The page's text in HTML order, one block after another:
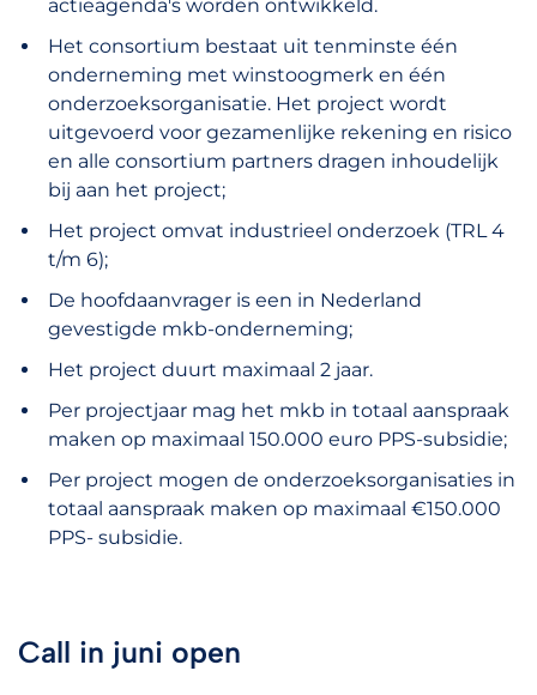
actieagenda's worden ontwikkeld.
Het consortium bestaat uit tenminste één
onderneming met winstoogmerk en één
onderzoeksorganisatie. Het project wordt
uitgevoerd voor gezamenlijke rekening en risico
en alle consortium partners dragen inhoudelijk
bij aan het project;
Het project omvat industrieel onderzoek (TRL 4
t/m 6);
De hoofdaanvrager is een in Nederland
gevestigde mkb-onderneming;
Het project duurt maximaal 2 jaar.
Per projectjaar mag het mkb in totaal aanspraak
maken op maximaal 150.000 euro PPS-subsidie;
Per project mogen de onderzoeksorganisaties in
totaal aanspraak maken op maximaal €150.000
PPS- subsidie.
Call in juni open